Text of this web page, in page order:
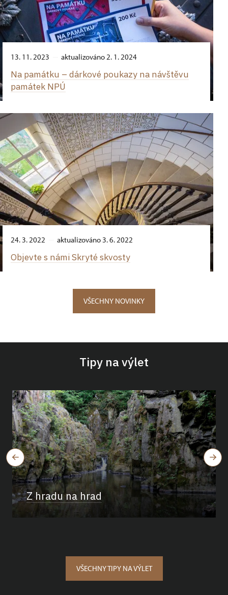
13. 11. 2023 aktualizováno 2. 1. 2024
Na památku –⁠ dárkové poukazy na návštěvu
památek NPÚ
24. 3. 2022 aktualizováno 3. 6. 2022
Objevte s námi Skryté skvosty
VŠECHNY NOVINKY
Tipy na výlet
Z hradu na hrad
VŠECHNY TIPY NA VÝLET